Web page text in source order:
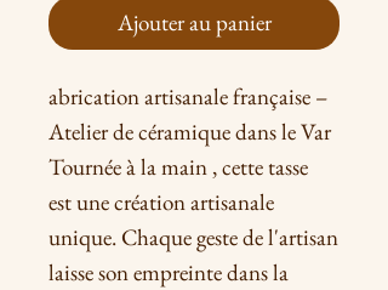
Ajouter au panier
abrication artisanale française –
Atelier de céramique dans le Var
Tournée à la main , cette tasse
est une création artisanale
unique. Chaque geste de l'artisan
laisse son empreinte dans la